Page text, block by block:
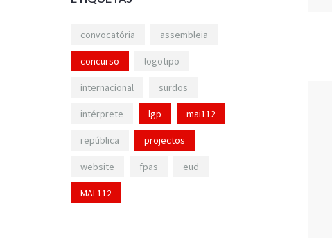
convocatória assembleia
concurso logotipo
internacional surdos
intérprete lgp mai112
república projectos
website fpas eud
MAI 112